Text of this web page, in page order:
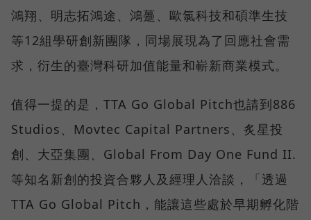
鴻翔、明志拓鴻途、鴻躉、歐氯科技和碩準生技
等12組學研創新團隊，同場展現為了回應社會需
求，衍生的臺灣科研加值能量和嶄新商業模式。
值得一提的是，TTA Go Global Pitch也請到886
Studios、Movtec Capital Partners、炙星投
創、大亞集團、Global From Day One Fund II.
等知名新創的投資合夥人及經理人洽談，「透過
TTA Go Global Pitch，能讓這些處於早期孵化階